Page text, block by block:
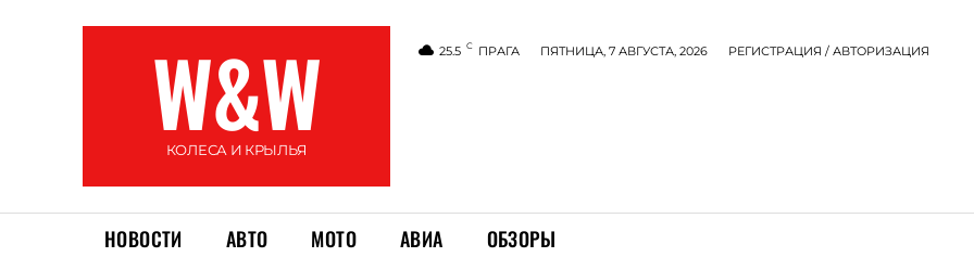
W&W
КОЛЕСА И КРЫЛЬЯ
25.5 C ПРАГА ПЯТНИЦА, 7 АВГУСТА, 2026 РЕГИСТРАЦИЯ / АВТОРИЗАЦИЯ
НОВОСТИ АВТО МОТО АВИА ОБЗОРЫ